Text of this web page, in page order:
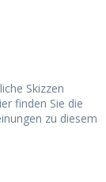
Skizzen
finden Sie die
zu diesem